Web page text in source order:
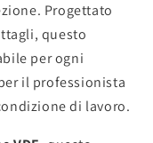
Progettato
questo
per ogni
il professionista
di lavoro.